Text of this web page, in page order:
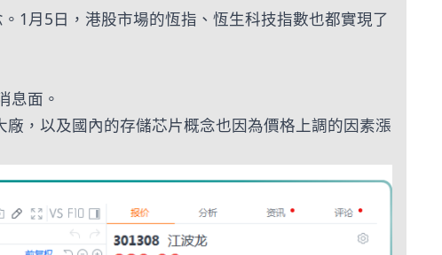
1月5日，港股市場的恆指、恆生科技指數也都實現了
息面。
，以及國內的存儲芯片概念也因為價格上調的因素漲